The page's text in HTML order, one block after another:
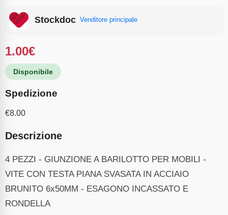
Stockdoc Venditore principale
1.00€
Disponibile
Spedizione
€8.00
Descrizione
4 PEZZI - GIUNZIONE A BARILOTTO PER MOBILI -
VITE CON TESTA PIANA SVASATA IN ACCIAIO
BRUNITO 6x50MM - ESAGONO INCASSATO E
RONDELLA